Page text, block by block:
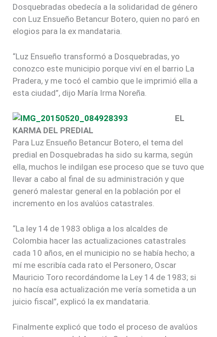
Dosquebradas obedecía a la solidaridad de género
con Luz Ensueño Betancur Botero, quien no paró en
elogios para la ex mandataria.
“Luz Ensueño transformó a Dosquebradas, yo
conozco este municipio porque viví en el barrio La
Pradera, y me tocó el cambio que le imprimió ella a
esta ciudad”, dijo María Irma Noreña.
EL
KARMA DEL PREDIAL
Para Luz Ensueño Betancur Botero, el tema del
predial en Dosquebradas ha sido su karma, según
ella, muchos le indilgan ese proceso que se tuvo que
llevar a cabo al final de su administración y que
generó malestar general en la población por el
incremento en los avalúos catastrales.
“La ley 14 de 1983 obliga a los alcaldes de
Colombia hacer las actualizaciones catastrales
cada 10 años, en el municipio no se había hecho; a
mí me escribía cada rato el Personero, Oscar
Mauricio Toro recordándome la Ley 14 de 1983; si
no hacía esa actualización me vería sometida a un
juicio fiscal”, explicó la ex mandataria.
Finalmente explicó que todo el proceso de avalúos